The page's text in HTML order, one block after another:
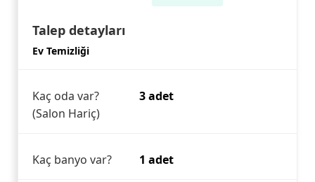
Talep detayları
Ev Temizliği
Kaç oda var?
(Salon Hariç)
3 adet
Kaç banyo var? 1 adet